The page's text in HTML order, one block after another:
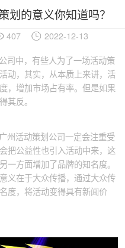
划的意义你知道吗？
407 2022-12-13
司中，有些人为了一场活动策
动，其实，从本质上来讲，活
，增加市场占有率。但是如果
其反。
州活动策划公司一定会注重受
把公益性也引入活动中来，这
一方面增加了品牌的知名度。
义在于大众传播，通过大众传
度，将活动变得具有新闻价